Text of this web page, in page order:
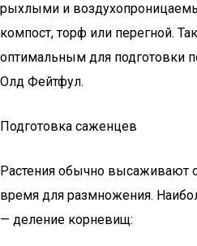
рыхлыми и
компост, торф или перегной.
оптимальным для подготовки
Олд Фейтфул.
Подготовка саженцев
Растения обычно высаживают
время для размножения.
— деление корневищ: